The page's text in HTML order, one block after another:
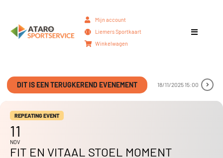
Mijn account
Liemers Sportkaart
Winkelwagen
DIT IS EEN TERUGKEREND EVENEMENT 18/11/2025 15:00
REPEATING EVENT
11
NOV
FIT EN VITAAL STOEL MOMENT